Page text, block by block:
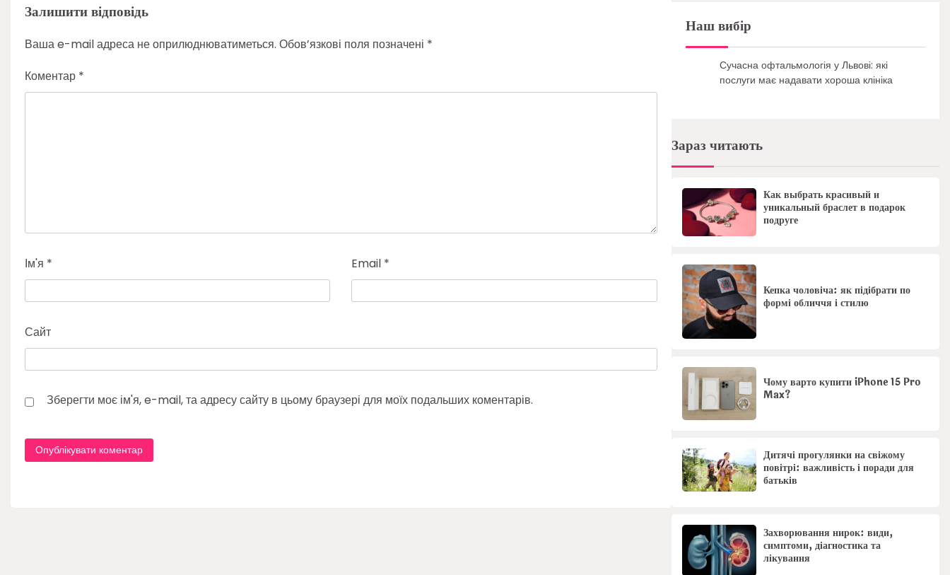
Залишити відповідь
Ваша e-mail адреса не оприлюднюватиметься. Обов’язкові поля позначені *
Коментар *
Ім'я * Email *
Сайт
Зберегти моє ім'я, e-mail, та адресу сайту в цьому браузері для моїх подальших коментарів.
Наш вибір
Сучасна офтальмологія у Львові: які
послуги має надавати хороша клініка
Зараз читають
Как выбрать красивый и
уникальный браслет в подарок
подруге
Кепка чоловіча: як підібрати по
формі обличчя і стилю
Чому варто купити iPhone 15 Pro
Max?
Дитячі прогулянки на свіжому
повітрі: важливість і поради для
батьків
Захворювання нирок: види,
симптоми, діагностика та
лікування